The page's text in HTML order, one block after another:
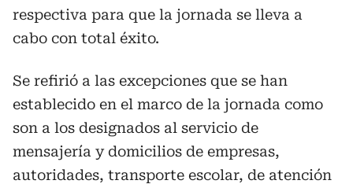
respectiva para que la jornada se lleva a
cabo con total éxito.
Se refirió a las excepciones que se han
establecido en el marco de la jornada como
son a los designados al servicio de
mensajería y domicilios de empresas,
autoridades, transporte escolar, de atención